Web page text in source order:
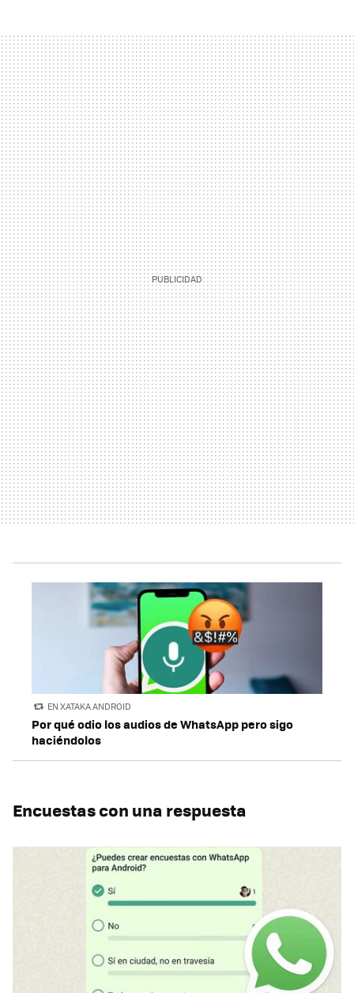
EN XATAKA ANDROID
Por qué odio los audios de WhatsApp pero sigo
haciéndolos
Encuestas con una respuesta